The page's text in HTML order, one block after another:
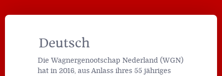
Deutsch
Die Wagnergenootschap Nederland (WGN)
hat in 2016, aus Anlass ihres 55 jähriges